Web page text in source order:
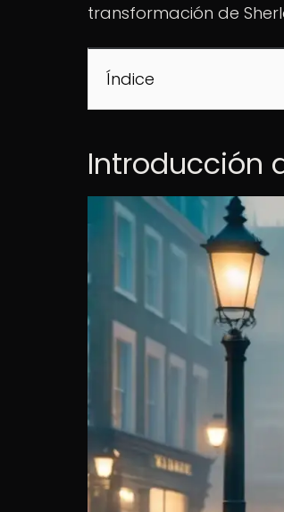
transformación de
Índice
Introducción